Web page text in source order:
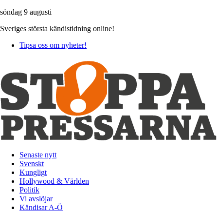
söndag 9 augusti
Sveriges största kändistidning online!
Tipsa oss om nyheter!
Senaste nytt
Svenskt
Kungligt
Hollywood & Världen
Politik
Vi avslöjar
Kändisar A-Ö